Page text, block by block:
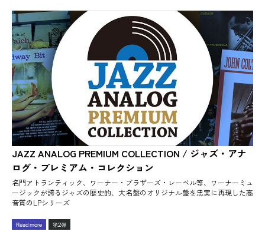
JAZZ ANALOG PREMIUM COLLECTION / ジャズ・アナ
ログ・プレミアム・コレクション
名門アトランティック、ワーナー・ブラザーズ・レーベル等、ワーナーミュ
ージックが誇るジャズの歴史的、大名盤のオリジナル盤を忠実に再現した高
音質のLPシリーズ
Read more 第2弾